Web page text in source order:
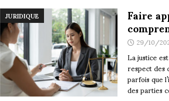
JURIDIQUE Faire
29/10/
La justice
respect
parfois que
des parties